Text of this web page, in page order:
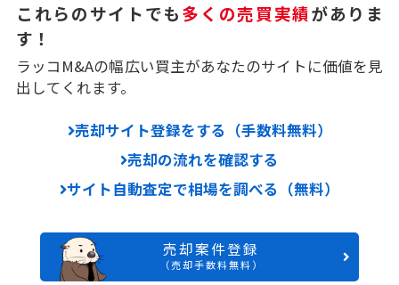
これらのサイトでも多くの売買実績がありま
す！
ラッコM&Aの幅広い買主があなたのサイトに価値を見
出してくれます。
売却サイト登録をする（手数料無料）
売却の流れを確認する
サイト自動査定で相場を調べる（無料）
売却案件登録
（売却手数料無料）